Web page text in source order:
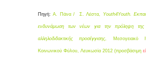
Πηγή:Α. Πάνα / Σ. Λέστα, Youth4Youth.
ενδυνάμωση των νέων για την πρόληψη της
αλληλοδιδακτικής προσέγγισης, Μεσογειακό
Κοινωνικού Φύλου, Λευκωσία 2012 (προσβάσιμη